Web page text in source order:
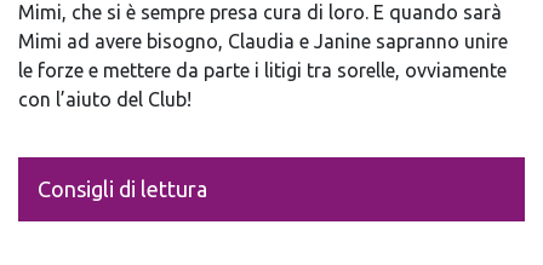
Mimi, che si è sempre presa cura di loro. E quando sarà
Mimi ad avere bisogno, Claudia e Janine sapranno unire
le forze e mettere da parte i litigi tra sorelle, ovviamente
con l’aiuto del Club!
Consigli di lettura